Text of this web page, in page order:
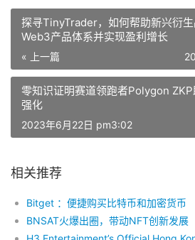
探寻TinyTrader，如何帮助新兴衍
Web3产品体系并实现盈利增长
« 上一篇
零知识证明赛道领跑者Polygon
强化
2023年6月22日 pm3:02
相关推荐
Bitget ：便捷购买比特币和加密货币
BNSAT火爆出圈，带动NFT创新发展